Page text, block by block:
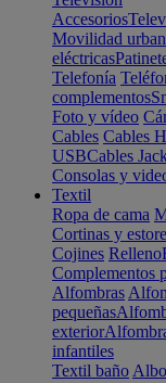
Accesorios
Movilidad
eléctricas
Telefonía
complementos
Foto y vídeo
Cables Cables
USBCables
Consolas y
Textil
Ropa de cama
Cortinas y
Cojines Relleno
Complementos
Alfombras
pequeñas
exterior
infantiles
Textil baño